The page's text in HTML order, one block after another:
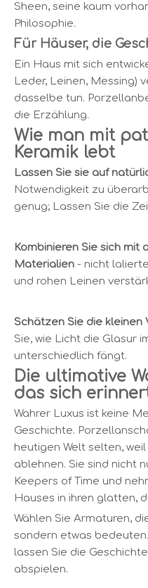
Sheen, seine kaum
Philosophie.
Für Häuser, die
Ein Haus mit sich
Leder, Leinen, Messing)
dasselbe tun.
die Erzählung.
Wie man mit
Keramik lebt
Lassen Sie sie auf
Notwendigkeit zu
genug; Lassen Sie die
Kombinieren Sie sich mit
Materialien - nicht
und rohen Leinen
Schätzen Sie die kleinen
Sie, wie Licht die Glasur
unterschiedlich fängt.
Die ultimative
das sich
Wahrer Luxus ist keine
Geschichte.
heutigen Welt selten,
ablehnen. Sie sind nicht
Keepers of Time und
Hauses in ihren glatten,
Wählen Sie Armaturen,
sondern etwas
lassen Sie die
abspielen.